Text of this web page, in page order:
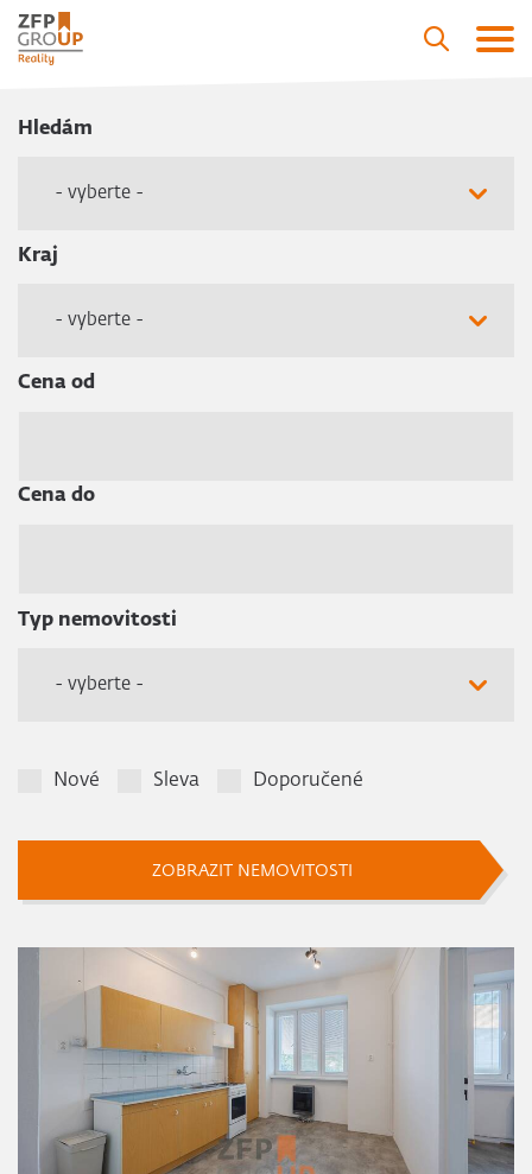
Hledám
- vyberte -
Kraj
- vyberte -
Cena od
Cena do
Typ nemovitosti
- vyberte -
Nové Sleva Doporučené
ZOBRAZIT NEMOVITOSTI